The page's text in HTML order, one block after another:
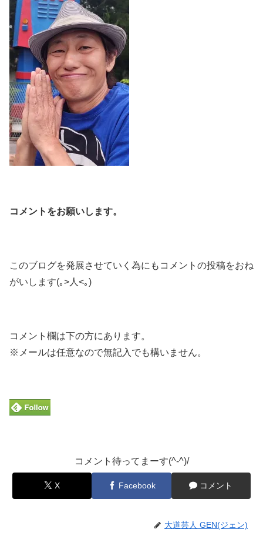
コメントをお願いします。
このブログを発展させていく為にもコメントの投稿をおね
がいします(｡>人<｡)
コメント欄は下の方にあります。
※メールは任意なので無記入でも構いません。
コメント待ってまーす(^-^)/
X Facebook コメント
大道芸人 GEN(ジェン)